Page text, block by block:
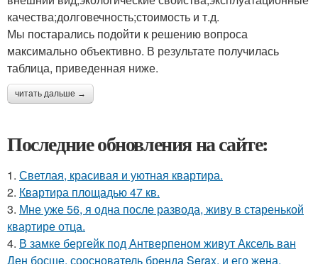
качества;долговечность;стоимость и т.д.
Мы постарались подойти к решению вопроса
максимально объективно. В результате получилась
таблица, приведенная ниже.
читать дальше →
Последние обновления на сайте:
1. Светлая, красивая и уютная квартира.
2. Квартира площадью 47 кв.
3. Мне уже 56, я одна после развода, живу в старенькой
квартире отца.
4. В замке бергейк под Антверпеном живут Аксель ван
Ден босше, сооснователь бренда Serax, и его жена,